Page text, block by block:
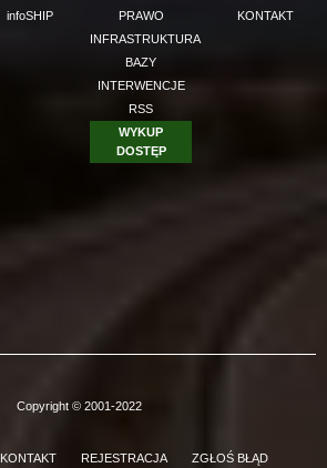
infoSHIP
PRAWO
INFRASTRUKTURA
BAZY
INTERWENCJE
RSS
WYKUP
DOSTĘP
KONTAKT
Copyright © 2001-2022
KONTAKT REJESTRACJA ZGŁOŚ BŁĄD